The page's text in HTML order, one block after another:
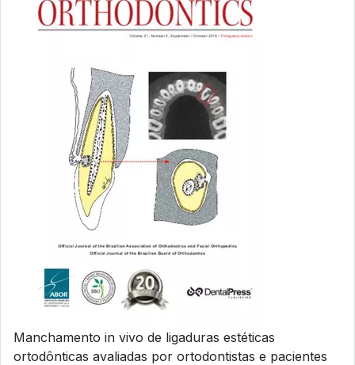
Manchamento in vivo de ligaduras estéticas
ortodônticas avaliadas por ortodontistas e pacientes